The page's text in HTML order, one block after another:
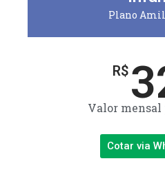
Plano
R$
Valor mensal
Cotar via